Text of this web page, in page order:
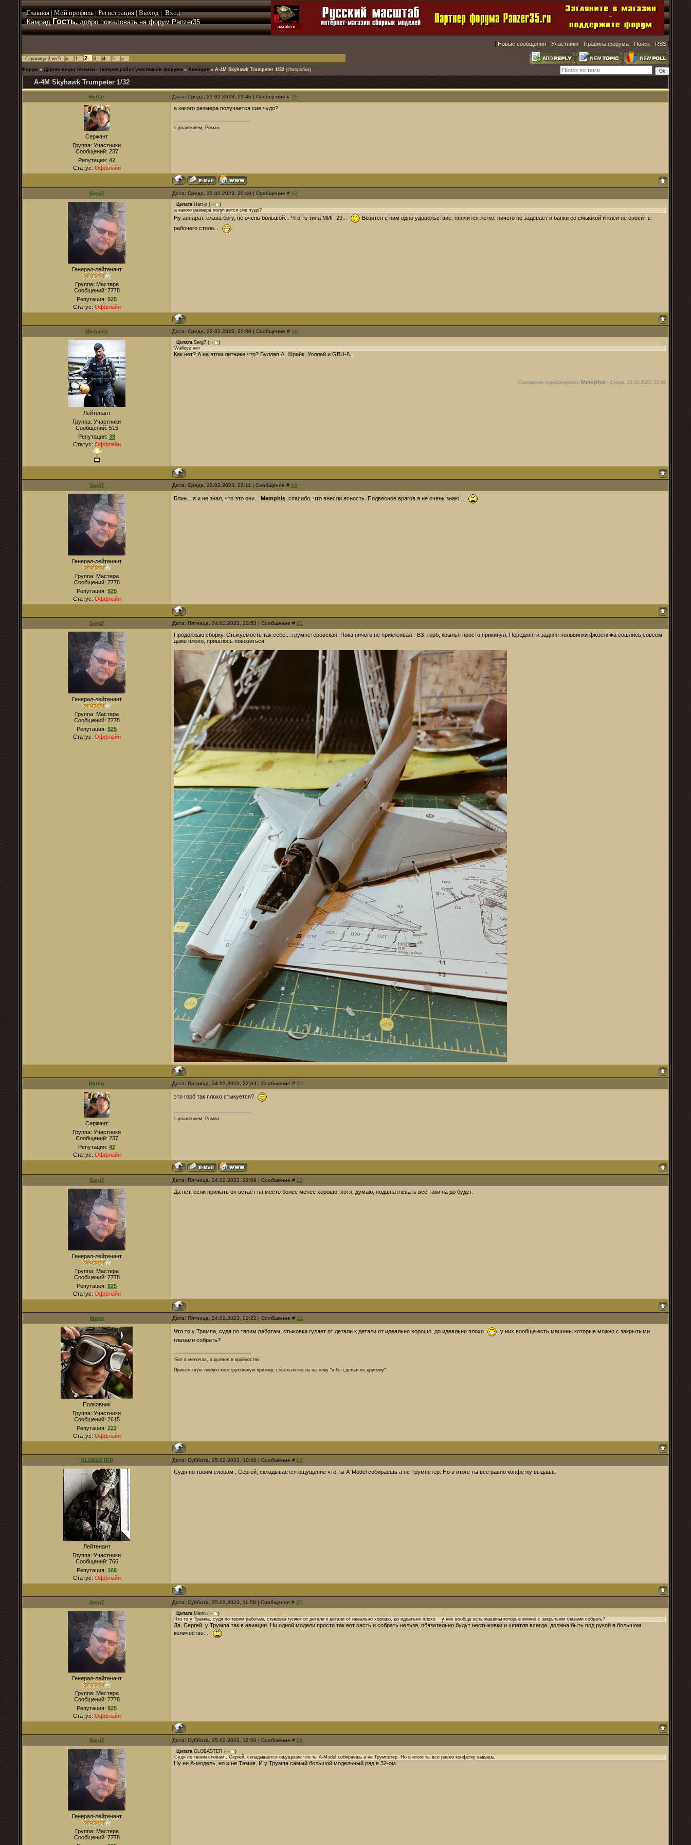
Главная | Мой профиль | Регистрация | Выход | Вход
КамрадГость,добро пожаловать на форум Panzer35
[ Новые сообщения · Участники · Правила форума · Поиск · RSS ]
Страница 2 из 5 « 1 2 3 4 5 »
Форум » Другие виды техники - галерея работ участников форума » Авиация » A-4M Skyhawk Trumpeter 1/32 (Изкоробка)
A-4M Skyhawk Trumpeter 1/32
Hart-jr Дата: Среда, 22.02.2023, 19:46 | Сообщение # 16
Сержант
Группа: Участники
Сообщений: 237
Репутация: 42
Статус: Оффлайн
а какого размера получается сие чудо?
с уважением, Роман
Serg7 Дата: Среда, 22.02.2023, 20:40 | Сообщение # 17
Генерал-лейтенант
Группа: Мастера
Сообщений: 7778
Репутация: 925
Статус: Оффлайн
Цитата Hart-jr (
)
а какого размера получается сие чудо?
Ну аппарат, слава богу, не очень большой... Что то типа МИГ-29...
Возится с ним одно удовольствие, нянчится легко, ничего не задевает и банки со смывкой и клеи не сносит с
рабочего стола...
Memphis Дата: Среда, 22.02.2023, 22:08 | Сообщение # 18
Лейтенант
Группа: Участники
Сообщений: 515
Репутация: 38
Статус: Оффлайн
Цитата Serg7 (
)
Walleye нет
Как нет? А на этом литнике что? Буллап А, Шрайк, Уоллай и GBU-8.
Сообщение отредактировал Memphis - Среда, 22.02.2023, 22:09
Serg7 Дата: Среда, 22.02.2023, 22:11 | Сообщение # 19
Генерал-лейтенант
Группа: Мастера
Сообщений: 7778
Репутация: 925
Статус: Оффлайн
Блин... я и не знал, что это они... Memphis , спасибо, что внесли ясность. Подвесное врагов я не очень знаю...
Serg7 Дата: Пятница, 24.02.2023, 20:53 | Сообщение # 20
Генерал-лейтенант
Группа: Мастера
Сообщений: 7778
Репутация: 925
Статус: Оффлайн
Продолжаю сборку. Стыкуемость так себе... трумпетеровская. Пока ничего не приклеивал - ВЗ, горб, крылья просто прикинул. Передняя и задняя половинки фюзеляжа сошлись совсем
даже плохо, пришлось повозиться.
Hart-jr Дата: Пятница, 24.02.2023, 22:03 | Сообщение # 21
Сержант
Группа: Участники
Сообщений: 237
Репутация: 42
Статус: Оффлайн
это горб так плохо стыкуется?
с уважением, Роман
Serg7 Дата: Пятница, 24.02.2023, 22:09 | Сообщение # 22
Генерал-лейтенант
Группа: Мастера
Сообщений: 7778
Репутация: 925
Статус: Оффлайн
Да нет, если прижать он встаёт на место более менее хорошо, хотя, думаю, подшпатлевать всё таки на до будет.
Merin Дата: Пятница, 24.02.2023, 22:22 | Сообщение # 23
Полковник
Группа: Участники
Сообщений: 2615
Репутация: 222
Статус: Оффлайн
Что то у Трампа, судя по твоим работам, стыковка гуляет от детали к детали от идеально хорошо, до идеально плохо
у них вообще есть машины которые можно с закрытыми
глазами собрать?
“Бог в мелочах, а дьявол в крайностях”
Приветствую любую конструктивную критику, советы и посты на тему "я бы сделал по другому"
GLOBASTER Дата: Суббота, 25.02.2023, 10:20 | Сообщение # 24
Лейтенант
Группа: Участники
Сообщений: 766
Репутация: 168
Статус: Оффлайн
Судя по твоим словам , Сергей, складывается ощущение что ты А-Model собираешь а не Трумпетер. Но в итоге ты все равно конфетку выдашь.
Serg7 Дата: Суббота, 25.02.2023, 11:58 | Сообщение # 25
Генерал-лейтенант
Группа: Мастера
Сообщений: 7778
Репутация: 925
Статус: Оффлайн
Цитата Merin (
)
Что то у Трампа, судя по твоим работам, стыковка гуляет от детали к детали от идеально хорошо, до идеально плохо у них вообще есть машины которые можно с закрытыми глазами собрать?
Да, Сергей, у Трумпа так в авиации. Ни одной модели просто так вот сесть и собрать нельзя, обязательно будут нестыковки и шпатля всегда должна быть под рукой в большом
количестве....
Serg7 Дата: Суббота, 25.02.2023, 12:00 | Сообщение # 26
Генерал-лейтенант
Группа: Мастера
Сообщений: 7778
Цитата GLOBASTER (
)
Судя по твоим словам , Сергей, складывается ощущение что ты А-Model собираешь а не Трумпетер. Но в итоге ты все равно конфетку выдашь.
Ну ни А-модель, но и не Тамия. И у Трумпа самый большой модельный ряд в 32-ом.